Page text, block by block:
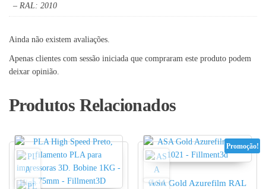
– RAL: 2010
Ainda não existem avaliações.
Apenas clientes com sessão iniciada que compraram este produto podem
deixar opinião.
Produtos Relacionados
Promoção!
ASA Gold Azurefilm RAL